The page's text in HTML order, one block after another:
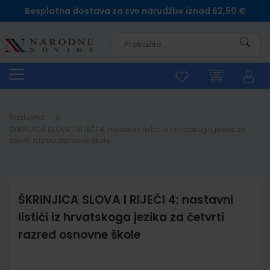
Besplatna dostava za sve narudžbe iznad 62,50 €
Naslovna
ŠKRINJICA SLOVA I RIJEČI 4; nastavni
listići iz hrvatskoga jezika za četvrti
razred osnovne škole